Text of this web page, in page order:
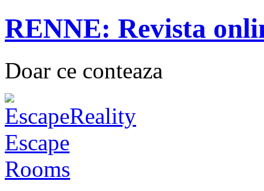
RENNE: Revista
Doar ce conteaza